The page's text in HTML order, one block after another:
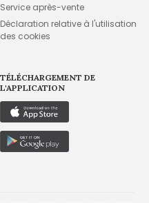
Service après-vente
Déclaration relative à l'utilisation
des cookies
TÉLÉCHARGEMENT DE
L'APPLICATION